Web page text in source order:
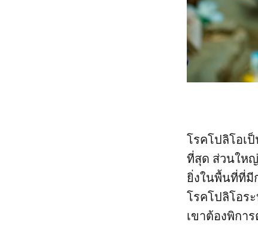
โรคโปลิโอเ
ที่สุด ส่วนให
ยิ่งในพื้นที่ที่มี
โรคโปลิโอร
เขาต้องพิกา